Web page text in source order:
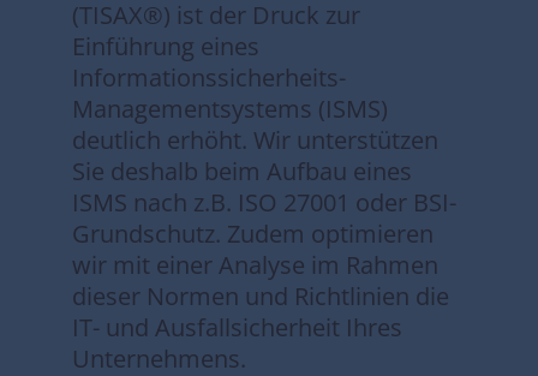
(TISAX®) ist der Druck zur
Einführung eines
Informationssicherheits-
Managementsystems (ISMS)
deutlich erhöht. Wir unterstützen
Sie deshalb beim Aufbau eines
ISMS nach z.B. ISO 27001 oder BSI-
Grundschutz. Zudem optimieren
wir mit einer Analyse im Rahmen
dieser Normen und Richtlinien die
IT- und Ausfallsicherheit Ihres
Unternehmens.